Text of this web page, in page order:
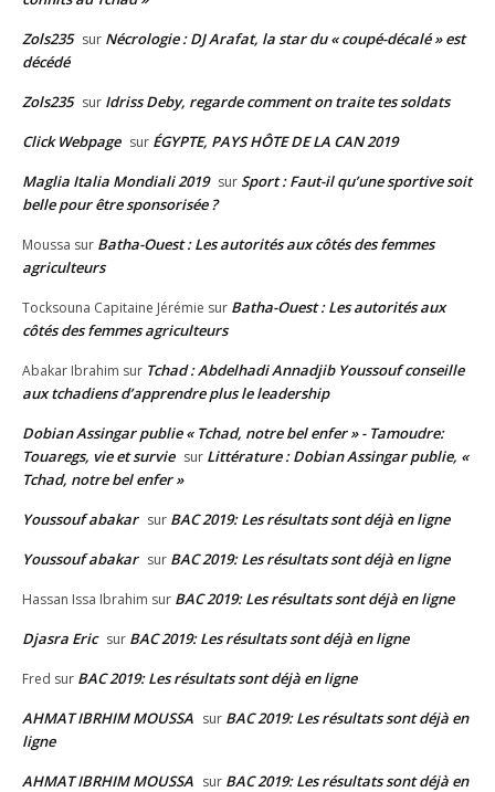
Zols235 sur Nécrologie : DJ Arafat, la star du « coupé-décalé » est
décédé
Zols235 sur Idriss Deby, regarde comment on traite tes soldats
Click Webpage sur ÉGYPTE, PAYS HÔTE DE LA CAN 2019
Maglia Italia Mondiali 2019 surSport : Faut-il qu’une sportive soit
belle pour être sponsorisée ?
Moussa sur Batha-Ouest : Les autorités aux côtés des femmes
agriculteurs
Tocksouna Capitaine Jérémie sur Batha-Ouest : Les autorités aux
côtés des femmes agriculteurs
Abakar Ibrahim sur Tchad : Abdelhadi Annadjib Youssouf conseille
aux tchadiens d’apprendre plus le leadership
Dobian Assingar publie « Tchad, notre bel enfer » - Tamoudre:
Touaregs, vie et survie sur Littérature : Dobian Assingar publie, «
Tchad, notre bel enfer »
Youssouf abakar sur BAC 2019: Les résultats sont déjà en ligne
Youssouf abakar sur BAC 2019: Les résultats sont déjà en ligne
Hassan Issa Ibrahim sur BAC 2019: Les résultats sont déjà en ligne
Djasra Eric sur BAC 2019: Les résultats sont déjà en ligne
Fred sur BAC 2019: Les résultats sont déjà en ligne
AHMAT IBRHIM MOUSSA sur BAC 2019: Les résultats sont déjà en
ligne
AHMAT IBRHIM MOUSSA sur BAC 2019: Les résultats sont déjà en